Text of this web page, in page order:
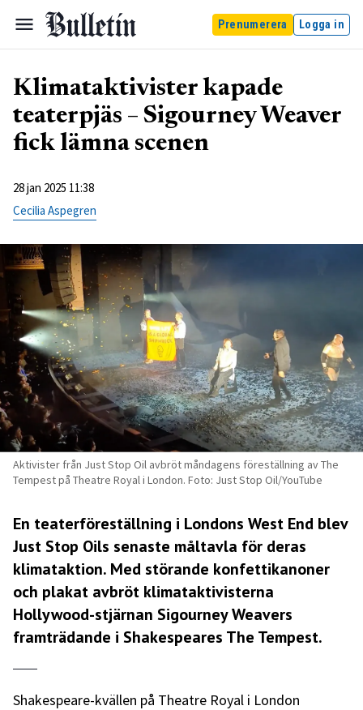
Prenumerera Logga in
Klimataktivister kapade
teaterpjäs – Sigourney Weaver
fick lämna scenen
28 jan 2025 11:38
Cecilia Aspegren
Aktivister från Just Stop Oil avbröt måndagens föreställning av The
Tempest på Theatre Royal i London. Foto: Just Stop Oil/YouTube
En teaterföreställning i Londons West End blev
Just Stop Oils senaste måltavla för deras
klimataktion. Med störande konfettikanoner
och plakat avbröt klimataktivisterna
Hollywood-stjärnan Sigourney Weavers
framträdande i Shakespeares The Tempest.
Shakespeare-kvällen på Theatre Royal i London